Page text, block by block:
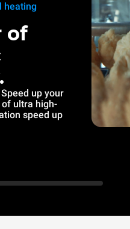
heating
of
up your
ultra high-
speed up